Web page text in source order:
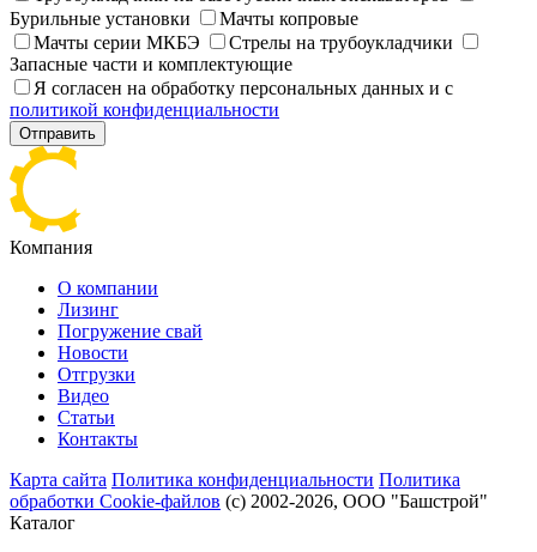
Бурильные установки
Мачты копровые
Мачты серии МКБЭ
Стрелы на трубоукладчики
Запасные части и комплектующие
Я согласен на обработку персональных данных и с
политикой конфиденциальности
Отправить
Компания
О компании
Лизинг
Погружение свай
Новости
Отгрузки
Видео
Статьи
Контакты
Карта сайта Политика конфиденциальности Политика
обработки Cookie-файлов (с) 2002-2026, ООО "Башстрой"
Каталог